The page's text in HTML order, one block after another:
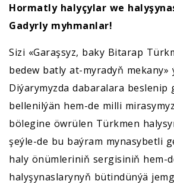
Hormatly halyçylar we
Gadyrly myhmanlar!
Sizi «Garaşsyz, baky Bitarap
bedew batly at-myradyň mekany»
Diýarymyzda dabaralara beslenip
bellenilýän hem-de milli
bölegine öwrülen Türkmen
şeýle-de bu baýram mynasybetli
haly önümleriniň sergisiniň hem-
halyşynaslarynyň bütindünýä